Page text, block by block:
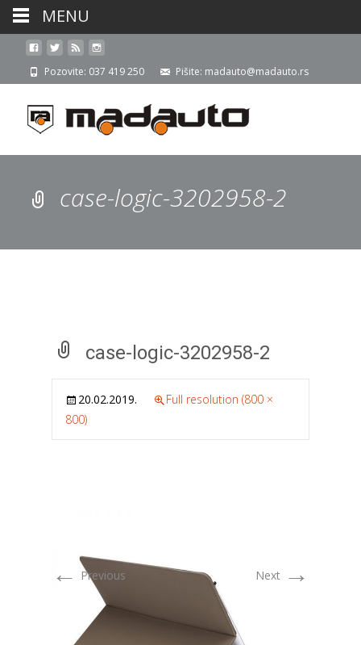
Pozovite: 037 419 250 Pišite: madauto@madauto.rs
case-logic-3202958-2
case-logic-3202958-2
20.02.2019.
Full resolution (800 ×
800)
← Previous Next →
MENU